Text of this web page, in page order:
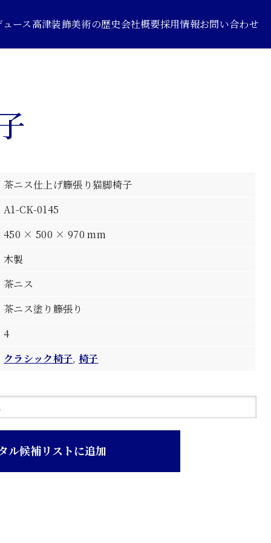
ース高津装飾美術の歴史会社概要採用情報お問い合わせ
茶ニス仕上げ籐張り猫脚椅子
A1-CK-0145
450 × 500 × 970 mm
木製
茶ニス
茶ニス塗り籐張り
4
クラシック椅子,椅子
ル候補リストに追加